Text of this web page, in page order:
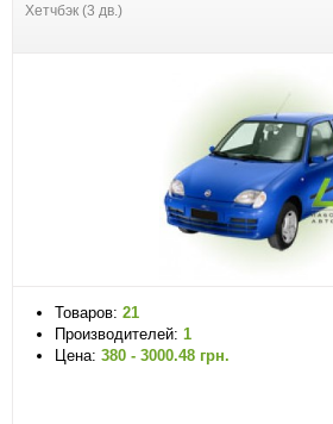
Хетчбэк (3 дв.)
Товаров: 21
Производителей: 1
Цена: 380 - 3000.48 грн.